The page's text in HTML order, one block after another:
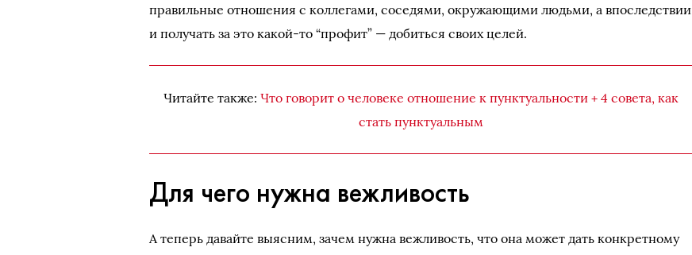
правильные отношения с коллегами, соседями, окружающими людьми, а впоследствии
и получать за это какой-то “профит” — добиться своих целей.
Читайте также:Что говорит о человеке отношение к пунктуальности + 4 совета, как
стать пунктуальным
Для чего нужна вежливость
А теперь давайте выясним, зачем нужна вежливость, что она может дать конкретному